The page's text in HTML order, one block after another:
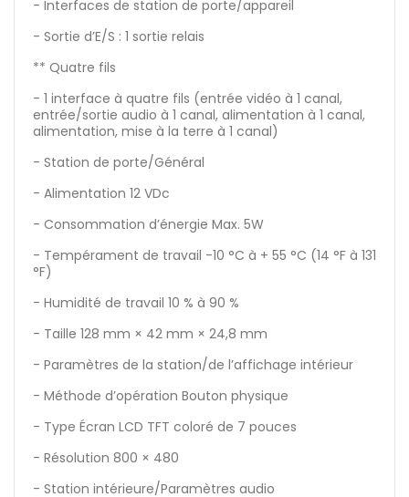
- Interfaces de station de porte/appareil
- Sortie d’E/S : 1 sortie relais
** Quatre fils
- 1 interface à quatre fils (entrée vidéo à 1 canal,
entrée/sortie audio à 1 canal, alimentation à 1 canal,
alimentation, mise à la terre à 1 canal)
- Station de porte/Général
- Alimentation 12 VDc
- Consommation d’énergie Max. 5W
- Tempérament de travail -10 °C à + 55 °C (14 °F à 131
°F)
- Humidité de travail 10 % à 90 %
- Taille 128 mm × 42 mm × 24,8 mm
- Paramètres de la station/de l’affichage intérieur
- Méthode d’opération Bouton physique
- Type Écran LCD TFT coloré de 7 pouces
- Résolution 800 × 480
- Station intérieure/Paramètres audio